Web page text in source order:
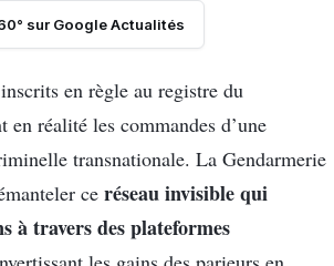
sur Google Actualités
en règle au registre du
en réalité les commandes d’une
transnationale. La Gendarmerie
ce réseau invisible qui
à travers des plateformes